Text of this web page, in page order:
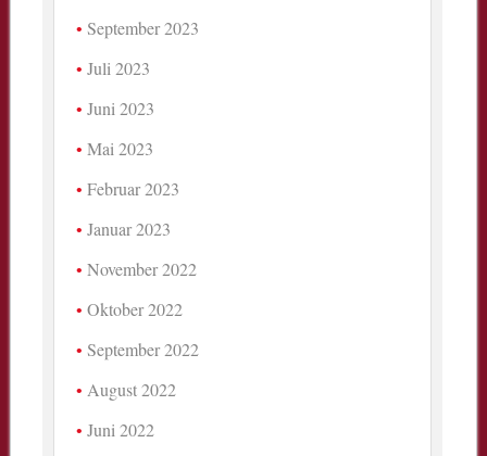
September 2023
Juli 2023
Juni 2023
Mai 2023
Februar 2023
Januar 2023
November 2022
Oktober 2022
September 2022
August 2022
Juni 2022